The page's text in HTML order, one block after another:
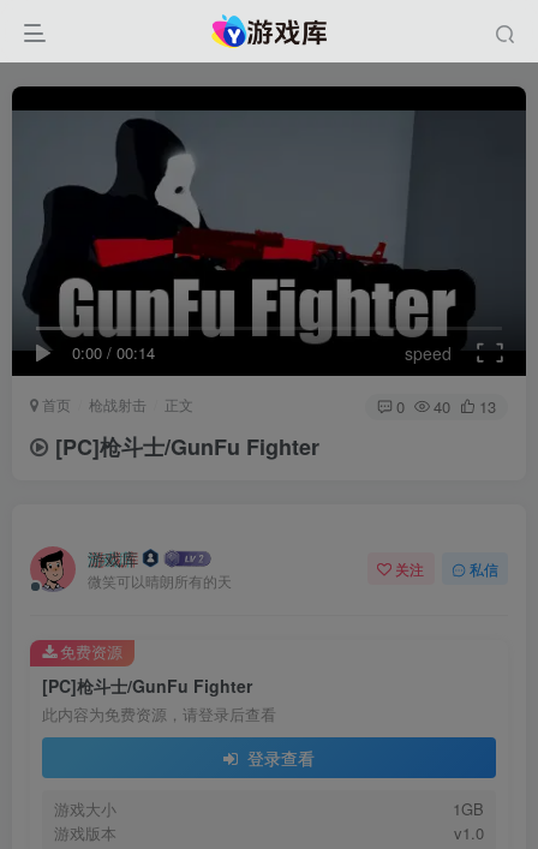
0:00 / 00:14 speed
首页 枪战射击 正文 0 40 13
[PC]枪斗士/GunFu Fighter
游戏库
微笑可以晴朗所有的天
关注 私信
[PC]枪斗士/GunFu Fighter
此内容为免费资源，请登录后查看
登录查看
游戏大小
1GB
游戏版本
v1.0
免费资源